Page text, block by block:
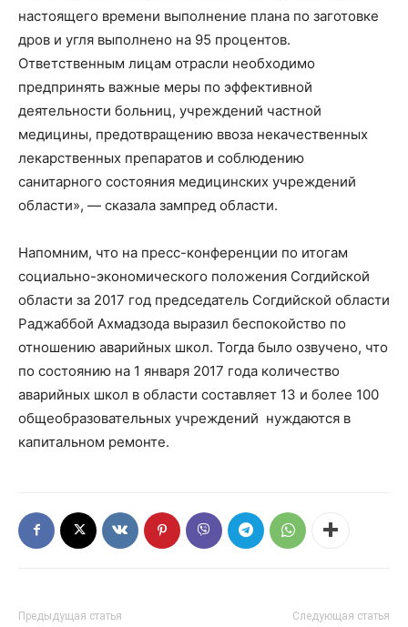
настоящего времени выполнение плана по заготовке
дров и угля выполнено на 95 процентов.
Ответственным лицам отрасли необходимо
предпринять важные меры по эффективной
деятельности больниц, учреждений частной
медицины, предотвращению ввоза некачественных
лекарственных препаратов и соблюдению
санитарного состояния медицинских учреждений
области», — сказала зампред области.
Напомним, что на пресс-конференции по итогам
социально-экономического положения Согдийской
области за 2017 год председатель Согдийской области
Раджаббой Ахмадзода выразил беспокойство по
отношению аварийных школ. Тогда было озвучено, что
по состоянию на 1 января 2017 года количество
аварийных школ в области составляет 13 и более 100
общеобразовательных учреждений нуждаются в
капитальном ремонте.
Предыдущая статья Следующая статья